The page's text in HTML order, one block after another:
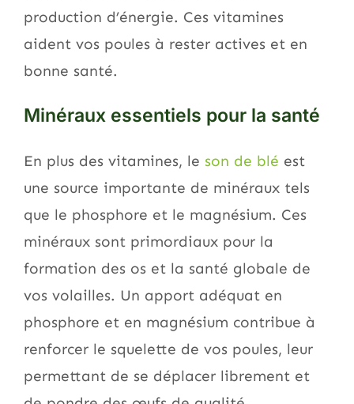
production d’énergie. Ces vitamines
aident vos poules à rester actives et en
bonne santé.
Minéraux essentiels pour la santé
En plus des vitamines, le son de blé est
une source importante de minéraux tels
que le phosphore et le magnésium. Ces
minéraux sont primordiaux pour la
formation des os et la santé globale de
vos volailles. Un apport adéquat en
phosphore et en magnésium contribue à
renforcer le squelette de vos poules, leur
permettant de se déplacer librement et